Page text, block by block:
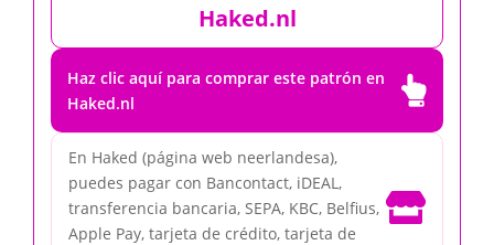
Haked.nl
Haz clic aquí para comprar este patrón en
Haked.nl

En Haked (página web neerlandesa),
puedes pagar con Bancontact, iDEAL,
transferencia bancaria, SEPA, KBC, Belfius,
Apple Pay, tarjeta de crédito, tarjeta de
